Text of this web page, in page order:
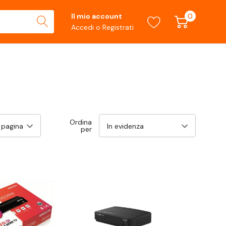
Il mio account
Accedi o Registrati
0
Ordina
per